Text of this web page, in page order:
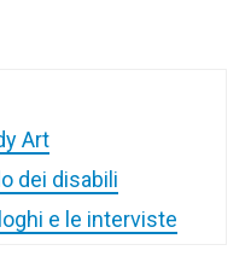
Art
dei disabili
e le interviste